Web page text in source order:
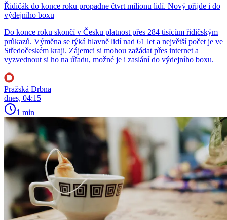
Řidičák do konce roku propadne čtvrt milionu lidí. Nový přijde i do
výdejního boxu
Do konce roku skončí v Česku platnost přes 284 tisícům řidičským
průkazů. Výměna se týká hlavně lidí nad 61 let a největší počet je ve
Středočeském kraji. Zájemci si mohou zažádat přes internet a
vyzvednout si ho na úřadu, možné je i zaslání do výdejního boxu.
Pražská Drbna
dnes, 04:15
1 min